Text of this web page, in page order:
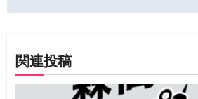
ビ
ー
関連投稿